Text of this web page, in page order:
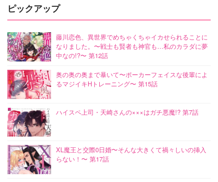
ピックアップ
藤川恋色、異世界でめちゃくちゃイカせられることに
なりました。〜戦士も賢者も神官も…私のカラダに夢
中なの!?〜 第12話
奥の奥の奥まで暴いて〜ポーカーフェイスな後輩によ
るマジイキHトレーニング〜 第15話
ハイスペ上司・天崎さんの×××はガチ悪魔!? 第7話
XL魔王と交際0日婚〜そんな大きくて禍々しいの挿入
らない！〜 第17話